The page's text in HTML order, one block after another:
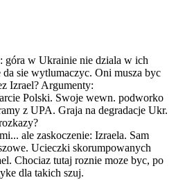
góra w Ukrainie nie dziala w ich
da sie wytlumaczyc. Oni musza byc
Izrael? Argumenty:
Polski. Swoje wewn. podworko
z UPA. Graja na degradacje Ukr.
ale zaskoczenie: Izraela. Sam
Ucieczki skorumpowanych
Chociaz tutaj roznie moze byc, po
dla takich szuj.